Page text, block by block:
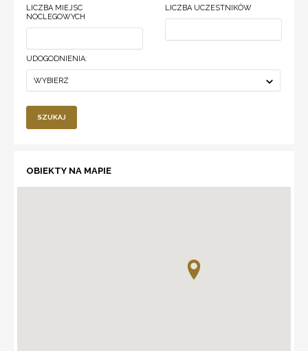
LICZBA MIEJSC
NOCLEGOWYCH
LICZBA UCZESTNIKÓW
UDOGODNIENIA:
WYBIERZ
SZUKAJ
OBIEKTY NA MAPIE